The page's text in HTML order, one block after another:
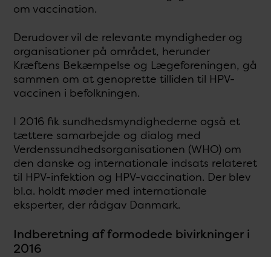
om vaccination.
Derudover vil de relevante myndigheder og
organisationer på området, herunder
Kræftens Bekæmpelse og Lægeforeningen, gå
sammen om at genoprette tilliden til HPV-
vaccinen i befolkningen.
I 2016 fik sundhedsmyndighederne også et
tættere samarbejde og dialog med
Verdenssundhedsorganisationen (WHO) om
den danske og internationale indsats relateret
til HPV-infektion og HPV-vaccination. Der blev
bl.a. holdt møder med internationale
eksperter, der rådgav Danmark.
Indberetning af formodede bivirkninger i
2016